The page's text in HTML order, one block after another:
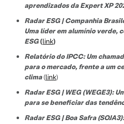
aprendizados da Expert XP
Radar ESG | Companhia
Uma líder em alumínio verde,
ESG(link)
Relatório do IPCC: Um
para o mercado, frente a um
clima(link)
Radar ESG | WEG (WEGE3):
para se beneficiar das
Radar ESG | Boa Safra